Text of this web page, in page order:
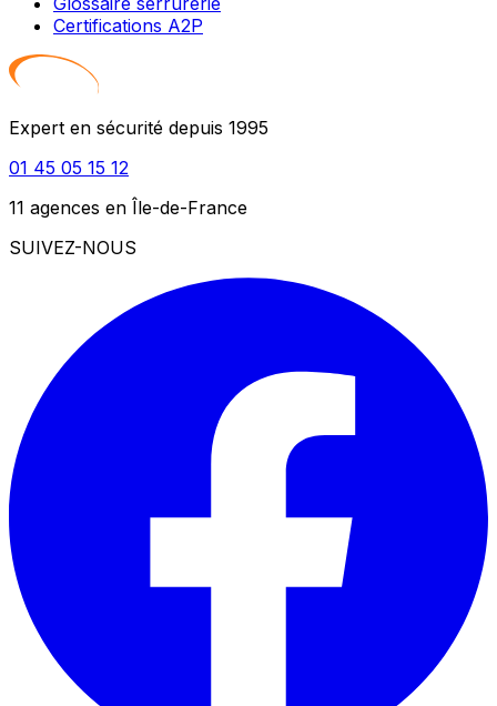
Certifications A2P
Expert en sécurité depuis 1995
01 45 05 15 12
11 agences en Île-de-France
SUIVEZ-NOUS